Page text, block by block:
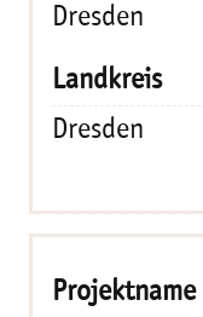
Dresden
Dresden